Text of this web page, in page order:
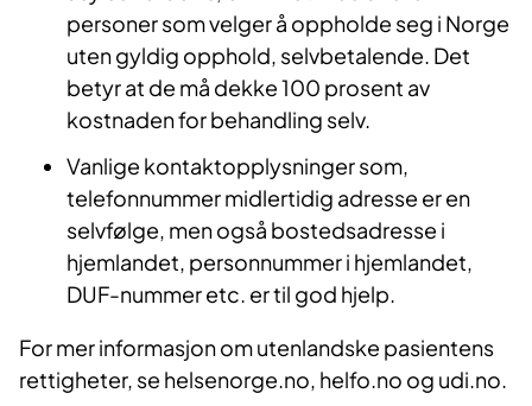
personer som velger å oppholde seg i Norge
uten gyldig opphold, selvbetalende. Det
betyr at de må dekke 100 prosent av
kostnaden for behandling selv.
Vanlige kontaktopplysninger som,
telefonnummer midlertidig adresse er en
selvfølge, men også bostedsadresse i
hjemlandet, personnummer i hjemlandet,
DUF-nummer etc. er til god hjelp.
For mer informasjon om utenlandske pasientens
rettigheter, se helsenorge.no, helfo.no og udi.no.